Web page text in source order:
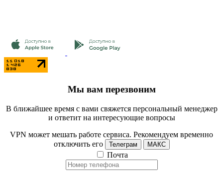
Мы вам перезвоним
В ближайшее время с вами свяжется персональный менеджер
и ответит на интересующие вопросы
VPN может мешать работе сервиса. Рекомендуем временно
отключить его
Телеграм МАКС
Почта